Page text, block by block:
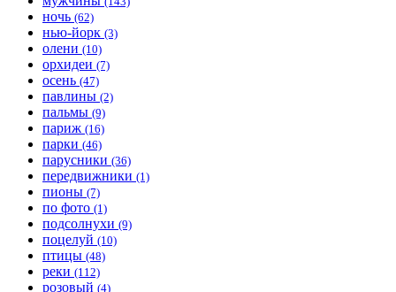
ночь (62)
нью-йорк (3)
олени (10)
орхидеи (7)
осень (47)
павлины (2)
пальмы (9)
париж (16)
парки (46)
парусники (36)
передвижники (1)
пионы (7)
по фото (1)
подсолнухи (9)
поцелуй (10)
птицы (48)
реки (112)
розовый (4)